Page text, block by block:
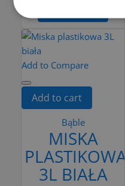
Add to Compare
Add to cart
Bąble
MISKA
PLASTIKOWA
3L BIAŁA